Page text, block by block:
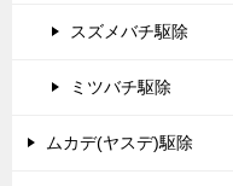
スズメバチ駆除
ミツバチ駆除
ムカデ(ヤスデ)駆除